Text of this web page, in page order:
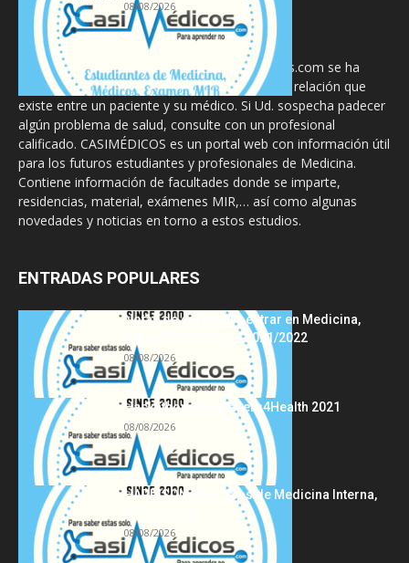
08/08/2026
La información proporcionada en CasiMedicos.com se ha
diseñado para complementar, no substituir, la relación que
existe entre un paciente y su médico. Si Ud. sospecha padecer
algún problema de salud, consulte con un profesional
calificado. CASIMÉDICOS es un portal web con información útil
para los futuros estudiantes y profesionales de Medicina.
Contiene información de facultades donde se imparte,
residencias, material, exámenes MIR,… así como algunas
novedades y noticias en torno a estos estudios.
ENTRADAS POPULARES
Notas de corte para entrar en Medicina,
curso 2022/2023 vs 2021/2022
08/08/2026
Hackathon Innomakers4Health 2021
08/08/2026
HARRISON Principios de Medicina Interna,
08/08/2026